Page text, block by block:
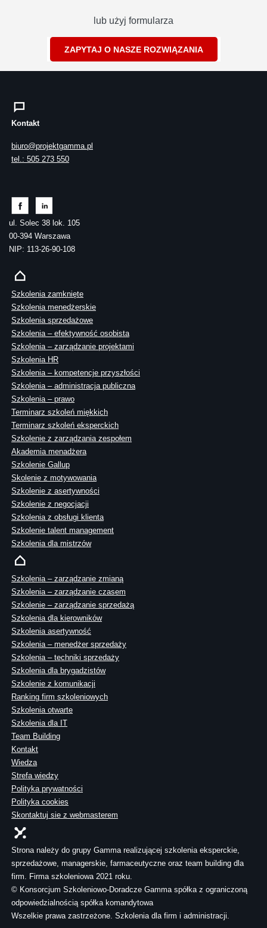
lub użyj formularza
ZAPYTAJ O NASZE ROZWIĄZANIA
Kontakt
biuro@projektgamma.pl
tel.: 505 273 550
ul. Solec 38 lok. 105
00-394 Warszawa
NIP: 113-26-90-108
Szkolenia zamknięte
Szkolenia menedżerskie
Szkolenia sprzedażowe
Szkolenia – efektywność osobista
Szkolenia – zarządzanie projektami
Szkolenia HR
Szkolenia – kompetencje przyszłości
Szkolenia – administracja publiczna
Szkolenia – prawo
Terminarz szkoleń miękkich
Terminarz szkoleń eksperckich
Szkolenie z zarządzania zespołem
Akademia menadżera
Szkolenie Gallup
Skolenie z motywowania
Szkolenie z asertywności
Szkolenie z negocjacji
Szkolenia z obsługi klienta
Szkolenie talent management
Szkolenia dla mistrzów
Szkolenia – zarządzanie zmianą
Szkolenia – zarządzanie czasem
Szkolenie – zarządzanie sprzedażą
Szkolenia dla kierowników
Szkolenia asertywność
Szkolenia – menedżer sprzedaży
Szkolenia – techniki sprzedaży
Szkolenia dla brygadzistów
Szkolenie z komunikacji
Ranking firm szkoleniowych
Szkolenia otwarte
Szkolenia dla IT
Team Building
Kontakt
Wiedza
Strefa wiedzy
Polityka prywatności
Polityka cookies
Skontaktuj sie z webmasterem
Strona należy do grupy Gamma realizującej szkolenia eksperckie,
sprzedażowe, managerskie, farmaceutyczne oraz team building dla
firm. Firma szkoleniowa 2021 roku.
© Konsorcjum Szkoleniowo-Doradcze Gamma spółka z ograniczoną
odpowiedzialnością spółka komandytowa
Wszelkie prawa zastrzeżone. Szkolenia dla firm i administracji.